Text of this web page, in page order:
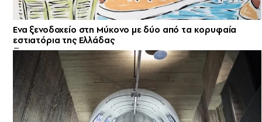
Ενα ξενοδοχείο στη Μύκονο με δύο από τα κορυφαία
εστιατόρια της Ελλάδας